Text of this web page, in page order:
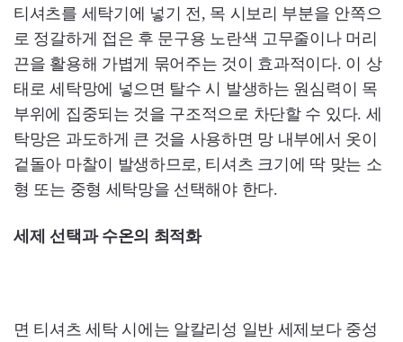
티셔츠를 세탁기에 넣기 전, 목 시보리 부분을 안쪽으
로 정갈하게 접은 후 문구용 노란색 고무줄이나 머리
끈을 활용해 가볍게 묶어주는 것이 효과적이다. 이 상
태로 세탁망에 넣으면 탈수 시 발생하는 원심력이 목
부위에 집중되는 것을 구조적으로 차단할 수 있다. 세
탁망은 과도하게 큰 것을 사용하면 망 내부에서 옷이
겉돌아 마찰이 발생하므로, 티셔츠 크기에 딱 맞는 소
형 또는 중형 세탁망을 선택해야 한다.
세제 선택과 수온의 최적화
면 티셔츠 세탁 시에는 알칼리성 일반 세제보다 중성